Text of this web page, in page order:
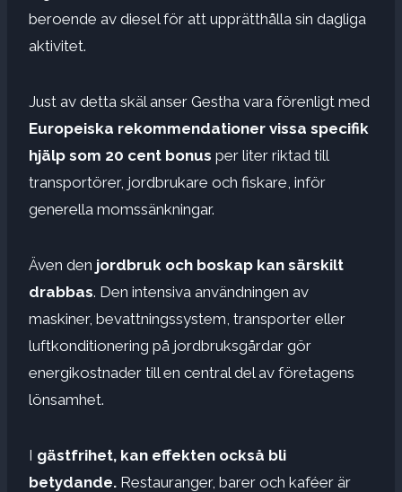
beroende av diesel för att upprätthålla sin dagliga
aktivitet.
Just av detta skäl anser Gestha vara förenligt med
Europeiska rekommendationer vissa specifik
hjälp som 20 cent bonus per liter riktad till
transportörer, jordbrukare och fiskare, inför
generella momssänkningar.
Även den jordbruk och boskap kan särskilt
drabbas. Den intensiva användningen av
maskiner, bevattningssystem, transporter eller
luftkonditionering på jordbruksgårdar gör
energikostnader till en central del av företagens
lönsamhet.
I gästfrihet, kan effekten också bli
betydande. Restauranger, barer och kaféer är